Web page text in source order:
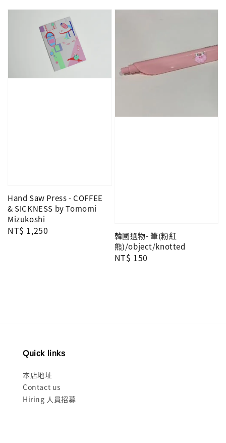
Hand Saw Press - COFFEE
& SICKNESS by Tomomi
Mizukoshi
Regular
NT$ 1,250
韓國選物- 筆(粉紅
熊)/object/knotted
Regular
NT$ 150
Quick links
本店地址
Contact us
Hiring 人員招募